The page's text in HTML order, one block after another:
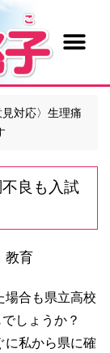
見対応〉生理痛
良も入試
教育
場合も県立高校
しょうか？
に私から県に確